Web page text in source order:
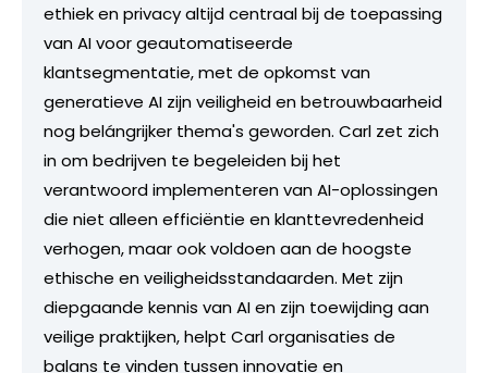
ethiek en privacy altijd centraal bij de toepassing
van AI voor geautomatiseerde
klantsegmentatie, met de opkomst van
generatieve AI zijn veiligheid en betrouwbaarheid
nog belángrijker thema's geworden. Carl zet zich
in om bedrijven te begeleiden bij het
verantwoord implementeren van AI-oplossingen
die niet alleen efficiëntie en klanttevredenheid
verhogen, maar ook voldoen aan de hoogste
ethische en veiligheidsstandaarden. Met zijn
diepgaande kennis van AI en zijn toewijding aan
veilige praktijken, helpt Carl organisaties de
balans te vinden tussen innovatie en